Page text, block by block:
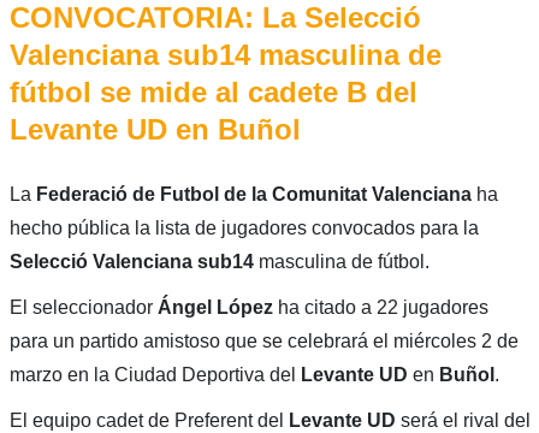
CONVOCATORIA: La Selecció
Valenciana sub14 masculina de
fútbol se mide al cadete B del
Levante UD en Buñol
La Federació de Futbol de la Comunitat Valenciana ha
hecho pública la lista de jugadores convocados para la
Selecció Valenciana sub14masculina de fútbol.
El seleccionador Ángel Lópezha citado a 22 jugadores
para un partido amistoso que se celebrará el miércoles 2 de
marzo en la Ciudad Deportiva del
Levante UD en Buñol .
El equipo cadet de Preferent del Levante UD será el rival del